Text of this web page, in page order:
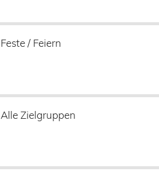
Feste / Feiern
Alle Zielgruppen